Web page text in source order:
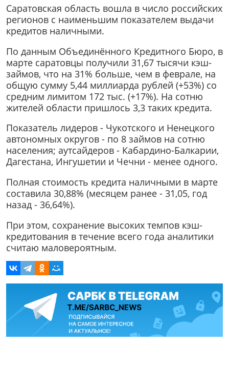
Саратовская область вошла в число российских
регионов с наименьшим показателем выдачи
кредитов наличными.
По данным Объединённого Кредитного Бюро, в
марте саратовцы получили 31,67 тысячи кэш-
займов, что на 31% больше, чем в феврале, на
общую сумму 5,44 миллиарда рублей (+53%) со
средним лимитом 172 тыс. (+17%). На сотню
жителей области пришлось 3,3 таких кредита.
Показатель лидеров - Чукотского и Ненецкого
автономных округов - по 8 займов на сотню
населения; аутсайдеров - Кабардино-Балкарии,
Дагестана, Ингушетии и Чечни - менее одного.
Полная стоимость кредита наличными в марте
составила 30,88% (месяцем ранее - 31,05, год
назад - 36,64%).
При этом, сохранение высоких темпов кэш-
кредитования в течение всего года аналитики
считаю маловероятным.